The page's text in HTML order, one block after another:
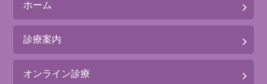
ホーム
診療案内
オンライン診療